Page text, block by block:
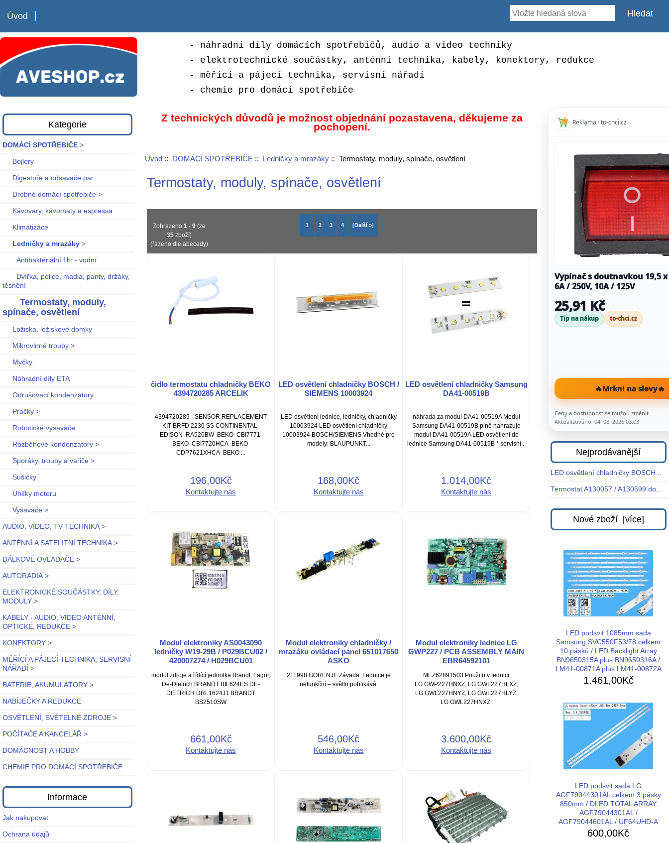
Úvod
- náhradní díly domácích spotřebičů, audio a video techniky
- elektrotechnické součástky, anténní technika, kabely, konektory, redukce
- měřící a pájecí technika, servisní nářadí
- chemie pro domácí spotřebiče
Kategorie
DOMÁCÍ SPOTŘEBIČE >
Bojlery
Digestoře a odsavače par
Drobné domácí spotřebiče >
Kávovary, kávomaty a espressa
Klimatizace
Ledničky a mrazáky >
Antibakteriální filtr - vodní
Dvířka, police, madla, panty, držáky,
těsnění
Termostaty, moduly,
spínače, osvětlení
Ložiska, ložiskové domky
Mikrovlnné trouby >
Myčky
Náhradní díly ETA
Odrušovací kondenzátory
Pračky >
Robotické vysavače
Rozběhové kondenzátory >
Sporáky, trouby a vařiče >
Sušičky
Uhlíky motoru
Vysavače >
AUDIO, VIDEO, TV TECHNIKA >
ANTÉNNÍ A SATELITNÍ TECHNIKA >
DÁLKOVÉ OVLADAČE >
AUTORÁDIA >
ELEKTRONICKÉ SOUČÁSTKY, DÍLY,
MODULY >
KABELY - AUDIO, VIDEO ANTÉNNÍ,
OPTICKÉ, REDUKCE >
KONEKTORY >
MĚŘÍCÍ A PÁJECÍ TECHNIKA, SERVISNÍ
NÁŘADÍ >
BATERIE, AKUMULÁTORY >
NABÍJEČKY A REDUKCE
OSVĚTLENÍ, SVĚTELNÉ ZDROJE >
POČÍTAČE A KANCELÁŘ >
DOMÁCNOST A HOBBY
CHEMIE PRO DOMÁCÍ SPOTŘEBIČE
Informace
Jak nakupovat
Ochrana údajů
Z technických důvodů je možnost objednání pozastavena, děkujeme za
pochopení.
Úvod:: DOMÁCÍ SPOTŘEBIČE :: Ledničky a mrazáky:: Termostaty, moduly, spínače, osvětlení
Termostaty, moduly, spínače, osvětlení
1 2 3 4 [Další »]
Zobrazeno1 -9 (ze
35 zboží)
(řazeno dle abecedy)
čidlo termostatu chladničky BEKO
4394720285 ARCELIK
4394720285 - SENSOR REPLACEMENT
KIT BRFD 2230 SS CONTINENTAL-
EDISON RA526BW BEKO CBI7771
BEKO CBI7720HCA BEKO
CDP7621XHCA BEKO ...
196,00Kč
Kontaktujte nás
LED osvětlení chladničky BOSCH /
SIEMENS 10003924
LED osvětlení lednice, ledničky, chladničky
10003924 LED osvětlení chladničky
10003924 BOSCH/SIEMENS Vhodné pro
modely: BLAUPUNKT...
168,00Kč
Kontaktujte nás
LED osvětlení chladničky Samsung
DA41-00519B
náhrada za modul DA41-00519A Modul
Samsung DA41-00519B plně nahrazuje
modul DA41-00519A LED osvětlení do
lednice Samsung DA41-00519B * servisní...
1.014,00Kč
Kontaktujte nás
Modul elektroniky AS0043090
ledničky W19-29B / P029BCU02 /
420007274 / H029BCU01
modul zdroje a řídící jednotka Brandt, Fagor,
De-Dietrich BRANDT BIL624ES DE-
DIETRICH DRL1624J1 BRANDT
BS2510SW
661,00Kč
Kontaktujte nás
Modul elektroniky chladničky /
mrazáku ovládací panel 651017650
ASKO
211998 GORENJE Závada: Lednice je
nefunkční – světlo poblikává.
546,00Kč
Kontaktujte nás
Modul elektroniky lednice LG
GWP227 / PCB ASSEMBLY MAIN
EBR64592101
MEZ62891503 Použito v lednici
LG GWP227HNXZ, LG GWL227HLXZ,
LG GWL227HNYZ, LG GWL227HLYZ,
LG GWL227HNXZ
3.600,00Kč
Kontaktujte nás
Reklama · to-chci.cz
Vypínač s doutnavkou 19,5
6A / 250V, 10A / 125V
25,91 Kč
Tip na nákup to-chci.cz
🔥Mrkni na slevy🔥
Ceny a dostupnost se můžou změnit.
Aktualizováno: 04. 08. 2026 03:03
Nejprodávanější
LED osvětlení chladničky BOSCH...
Termostat A130057 / A130599 do...
Nové zboží [více]
LED podsvit 1085mm sada
Samsung SVC550F53/78 celkem
10 pásků / LED Backlight Array
BN9650315A plus BN9650316A /
LM41-00871A plus LM41-00872A
1.461,00Kč
LED podsvit sada LG
AGF79044301AL celkem 3 pásky
850mm / DLED TOTAL ARRAY
AGF79044301AL /
AGF79044601AL / UF64UHD-A
600,00Kč